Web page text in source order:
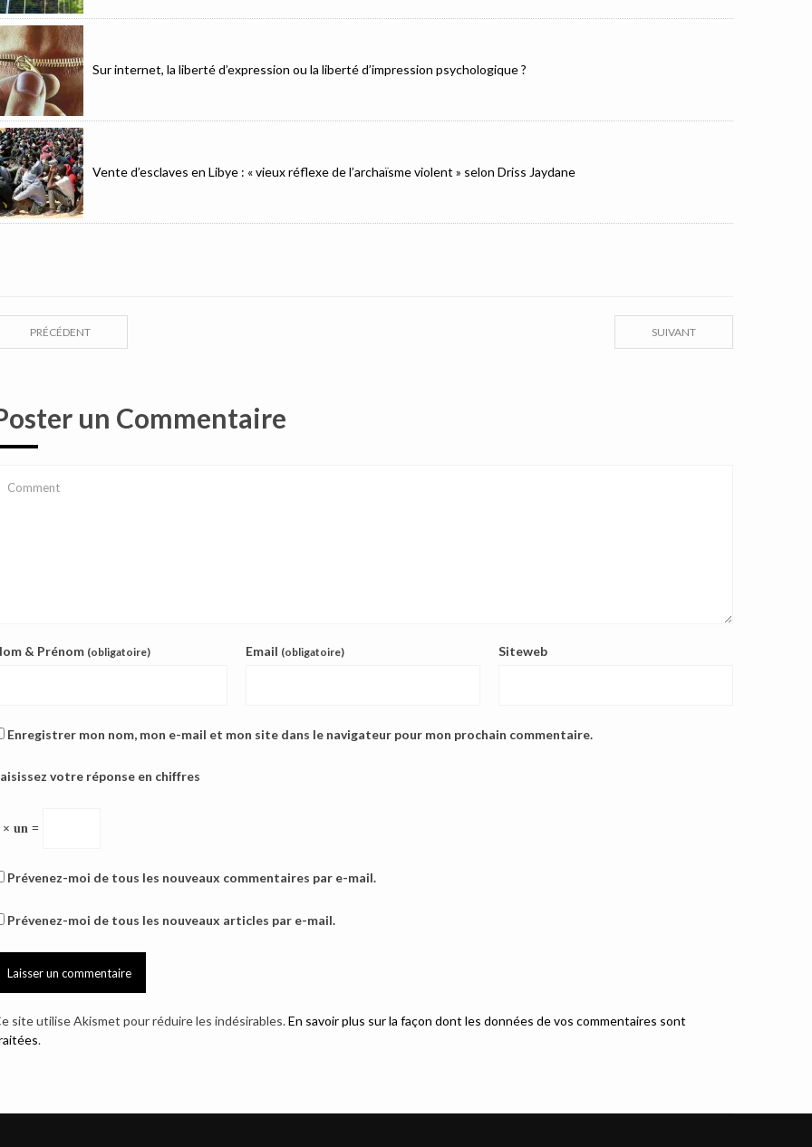
Sur internet, la liberté d’expression ou la liberté d’impression psychologique ?
Vente d’esclaves en Libye : « vieux réflexe de l’archaïsme violent » selon Driss Jaydane
SUIVANT
PRÉCÉDENT
un Commentaire
& Prénom (obligatoire) Email (obligatoire) Siteweb
Enregistrer mon nom, mon e-mail et mon site dans le navigateur pour mon prochain commentaire.
votre réponse en chiffres
× un =
Prévenez-moi de tous les nouveaux commentaires par e-mail.
Prévenez-moi de tous les nouveaux articles par e-mail.
site utilise Akismet pour réduire les indésirables.En savoir plus sur la façon dont les données de vos commentaires sont
.